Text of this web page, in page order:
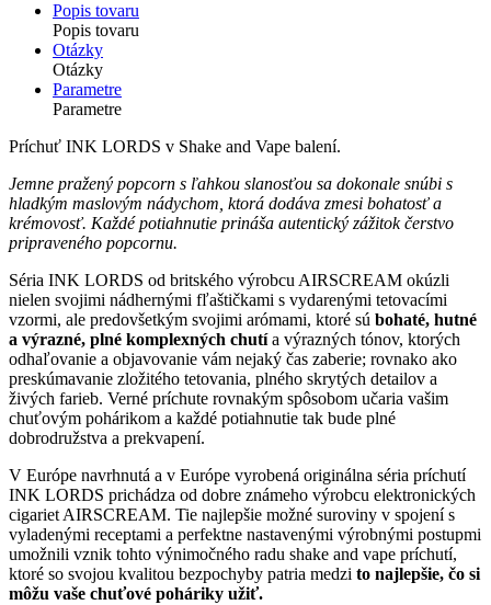
Popis tovaru
Popis tovaru
Otázky
Otázky
Parametre
Parametre
Príchuť INK LORDS v Shake and Vape balení.
Jemne pražený popcorn s ľahkou slanosťou sa dokonale snúbi s
hladkým maslovým nádychom, ktorá dodáva zmesi bohatosť a
krémovosť. Každé potiahnutie prináša autentický zážitok čerstvo
pripraveného popcornu.
Séria INK LORDS od britského výrobcu AIRSCREAM okúzli
nielen svojimi nádhernými fľaštičkami s vydarenými tetovacími
vzormi, ale predovšetkým svojimi arómami, ktoré sú bohaté, hutné
a výrazné, plné komplexných chutía výrazných tónov, ktorých
odhaľovanie a objavovanie vám nejaký čas zaberie; rovnako ako
preskúmavanie zložitého tetovania, plného skrytých detailov a
živých farieb. Verné príchute rovnakým spôsobom učaria vašim
chuťovým pohárikom a každé potiahnutie tak bude plné
dobrodružstva a prekvapení.
V Európe navrhnutá a v Európe vyrobená originálna séria príchutí
INK LORDS prichádza od dobre známeho výrobcu elektronických
cigariet AIRSCREAM. Tie najlepšie možné suroviny v spojení s
vyladenými receptami a perfektne nastavenými výrobnými postupmi
umožnili vznik tohto výnimočného radu shake and vape príchutí,
ktoré so svojou kvalitou bezpochyby patria medzi to najlepšie, čo si
môžu vaše chuťové poháriky užiť.